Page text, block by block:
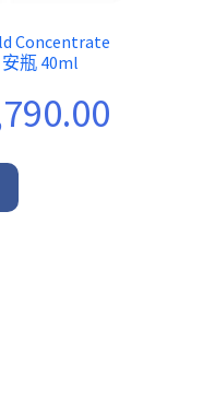
Concentrate
瓶 40ml